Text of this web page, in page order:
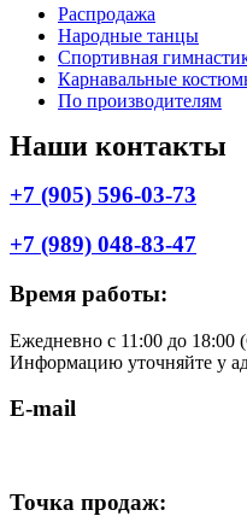
МенюРаспродажа
Народные танцы
Спортивная
Карнавальные
По производителям
Наши контакты
+7 (905) 596-03-73
+7 (989) 048-83-47
Время работы:
Ежедневно с 11:00 до 18:00
Информацию уточняйте у
E-mail
Точка продаж: